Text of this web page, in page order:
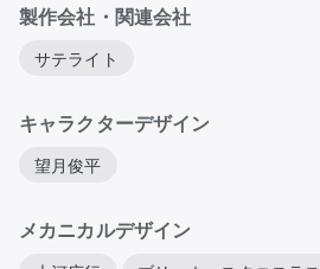
製作会社・関連会社
サテライト
キャラクターデザイン
望月俊平
メカニカルデザイン